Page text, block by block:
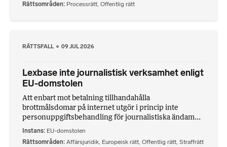
Rättsområden Processrätt, Offentlig rätt
RÄTTSFALL 09 JUL 2026
Lexbase inte journalistisk verksamhet enligt
EU-domstolen
Att enbart mot betalning tillhandahålla
brottmålsdomar på internet utgör i princip inte
personuppgiftsbehandling för journalistiska ändam...
Instans EU-domstolen
Rättsområden Affärsjuridik, Europeisk rätt, Offentlig rätt, Straffrätt